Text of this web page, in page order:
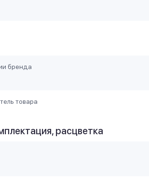
бренда
товара
расцветка